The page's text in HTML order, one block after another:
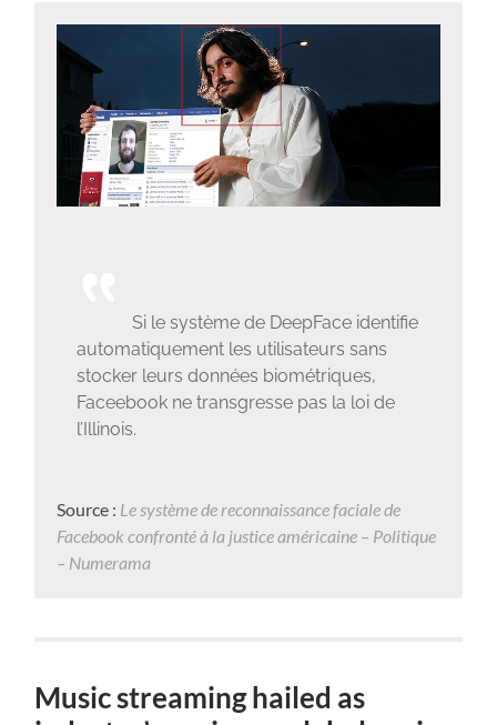
Si le système de DeepFace identifie
automatiquement les utilisateurs sans
stocker leurs données biométriques,
Faceebook ne transgresse pas la loi de
l’Illinois.
Source : Le système de reconnaissance faciale de
Facebook confronté à la justice américaine – Politique
– Numerama
Music streaming hailed as